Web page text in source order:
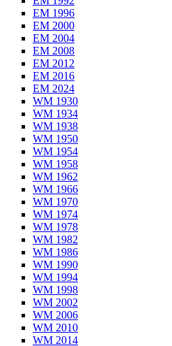
EM 1996
EM 2000
EM 2004
EM 2008
EM 2012
EM 2016
EM 2024
WM 1930
WM 1934
WM 1938
WM 1950
WM 1954
WM 1958
WM 1962
WM 1966
WM 1970
WM 1974
WM 1978
WM 1982
WM 1986
WM 1990
WM 1994
WM 1998
WM 2002
WM 2006
WM 2010
WM 2014